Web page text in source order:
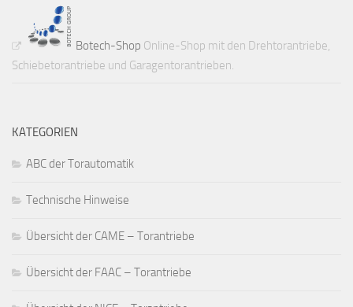
Botech-Shop Online-Shop mit den Drehtorantriebe,
Schiebetorantriebe und Garagentorantrieben.
KATEGORIEN
ABC der Torautomatik
Technische Hinweise
Übersicht der CAME – Torantriebe
Übersicht der FAAC – Torantriebe